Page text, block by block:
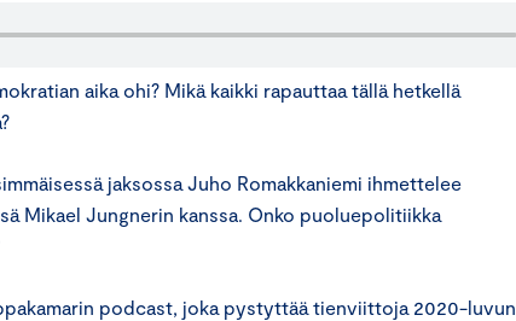
aika ohi? Mikä kaikki rapauttaa tällä hetkellä
jaksossa Juho Romakkaniemi ihmettelee
Mikael Jungnerin kanssa. Onko puoluepolitiikka
podcast, joka pystyttää tienviittoja 2020-luvun